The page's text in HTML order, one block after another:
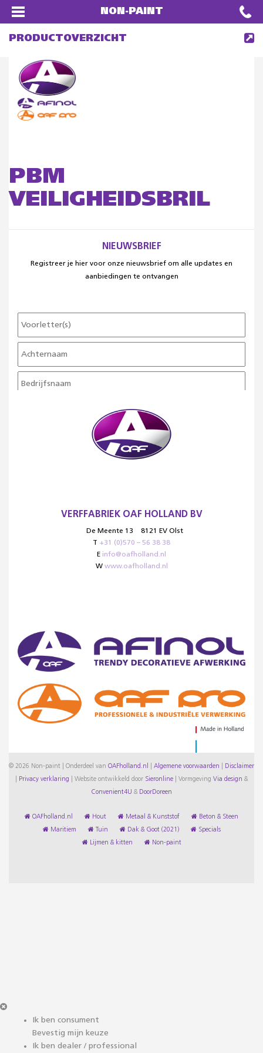
NON-PAINT
PRODUCTOVERZICHT
PBM
VEILIGHEIDSBRIL
NIEUWSBRIEF
Registreer je hier voor onze nieuwsbrief om alle updates en
aanbiedingen te ontvangen
VERFFABRIEK OAF HOLLAND BV
De Meente 13
8121 EV Olst
T +31 (0)570 – 56 38 38
E info@oafholland.nl
W www.oafholland.nl
© 2026 Non-paint | Onderdeel van OAFholland.nl Algemene voorwaarden Disclaimer
Privacy verklaring Website ontwikkeld door Sieronline Vormgeving Via design &
Convenient4U & DoorDoreen
OAFholland.nl Hout Metaal & Kunststof Beton & Steen
Maritiem Tuin Dak & Goot (2021) Specials
Lijmen & kitten Non-paint
Ik ben consument
Bevestig mijn keuze
Ik ben dealer / professional